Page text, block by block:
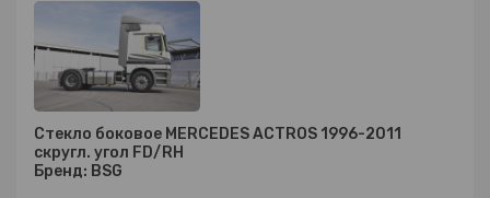
Стекло боковое MERCEDES ACTROS 1996-2011
скругл. угол FD/RH
Бренд: BSG